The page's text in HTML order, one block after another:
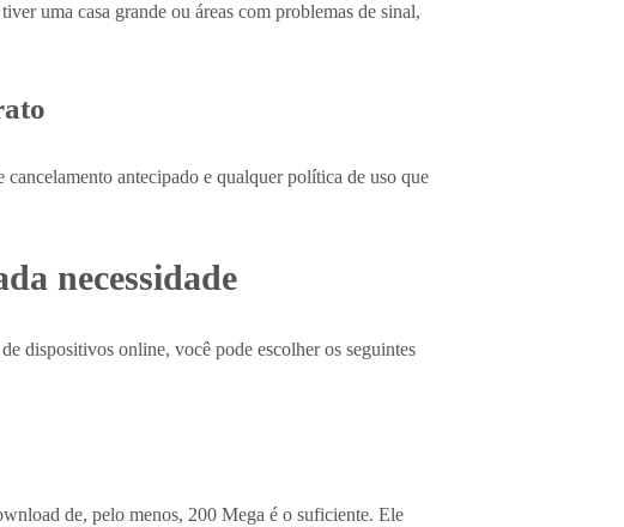
uma casa grande ou áreas com problemas de sinal,
antecipado e qualquer política de uso que
necessidade
dispositivos online, você pode escolher os seguintes
de, pelo menos, 200 Mega é o suficiente. Ele